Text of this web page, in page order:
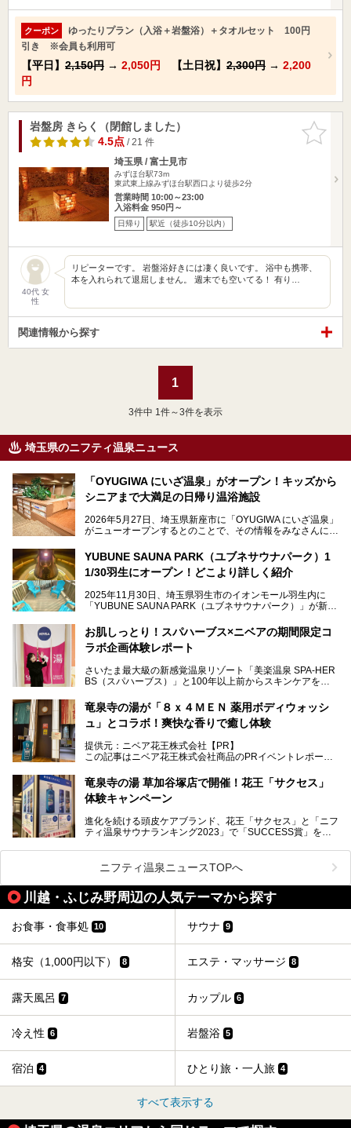
クーポン
ゆったりプラン（入浴＋岩盤浴）＋タオルセット 100円
引き ※会員も利用可
【平日】 2,150円 → 2,050円 【土日祝】 2,300円 → 2,200
円
お気に入
りに追加
岩盤房 きらく（閉館しました）
4.5点/ 21 件
埼玉県 / 富士見市
みずほ台駅73m
東武東上線みずほ台駅西口より徒歩2分
営業時間 10:00～23:00
入浴料金 950円～
日帰り 駅近（徒歩10分以内）
40代 女
性
リピーターです。 岩盤浴好きには凄く良いです。 浴中も携帯、
本を入れられて退屈しません。 週末でも空いてる！ 有り…
関連情報から探す
1
3件中 1件～3件を表示
埼玉県のニフティ温泉ニュース
「OYUGIWA にいざ温泉」がオープン！キッズから
シニアまで大満足の日帰り温浴施設
2026年5月27日、埼玉県新座市に「OYUGIWA にいざ温泉」
がニューオープンするとのことで、その情報をみなさんにい
メインとなる黒湯の天然温泉や本格的なサウナをはじめ、4
種類のリラックスルームやお食事処、他施設とは一線を画す
てきました！
YUBUNE SAUNA PARK（ユブネサウナパーク）1
1/30羽生にオープン！どこより詳しく紹介
2025年11月30日、埼玉県羽生市のイオンモール羽生内に
「YUBUNE SAUNA PARK（ユブネサウナパーク）」が新規
今年の4月1日から楽久屋グループの一員となった「湯舞音
（ユブネ）」が新ブランド「YUBUNE SAUNA PARK」を立
湯舞音らしいサウナにこだわった遊び心満点の"銭湯×屋外サ
ウナ"施設で、男女別のお風呂のほか、水着やサウナ着で楽
ど、ユニークなポイントがいっぱい！
オープン前取材に行ってきましたので、早速どこより詳しく
紹介しちゃいます！
お肌しっとり！スパハーブス×ニベアの期間限定コ
ラボ企画体験レポート
さいたま最大級の新感覚温泉リゾート「美楽温泉 SPA-HER
BS（スパハーブス）」と100年以上前からスキンケアを考
読者モデルやインスタグラマーとして活躍している、美容＆
スパ大好きの畑瀬愛さんと取材してきました。
提供元：ニベア花王株式会社【PR】
この記事はニベア花王株式会社商品のPRイベントレポート
竜泉寺の湯が「８ｘ４ＭＥＮ 薬用ボディウォッシ
ュ」とコラボ！爽快な香りで癒し体験
提供元：ニベア花王株式会社【PR】
この記事はニベア花王株式会社商品のPRイベントレポート
ーーー
注目のボディウォッシュアイテム「８ｘ４ＭＥＮ 薬用ボデ
全国総合2位にランクインした人気温浴施設「竜泉寺の湯 草
加谷塚店」がコラボイベントを期間限定で開催中ということ
気になるその内容をチェックしてきました！
竜泉寺の湯 草加谷塚店で開催！花王「サクセス」
体験キャンペーン
進化を続ける頭皮ケアブランド、花王「サクセス」と「ニフ
ティ温泉サウナランキング2023」で「SUCCESS賞」を獲
ベントを開催。
早速訪問し、気になるその内容を取材してきました！
───
提供元：花王株式会社【PR】
この記事は花王株式会社商品のPRイベントレポート記事で
す。
ニフティ温泉ニュースTOPへ
川越・ふじみ野周辺の人気テーマから探す
お食事・食事処 10 サウナ 9
格安（1,000円以下） 8 エステ・マッサージ 8
露天風呂 7 カップル 6
冷え性 6 岩盤浴 5
宿泊 4 ひとり旅・一人旅 4
すべて表示する